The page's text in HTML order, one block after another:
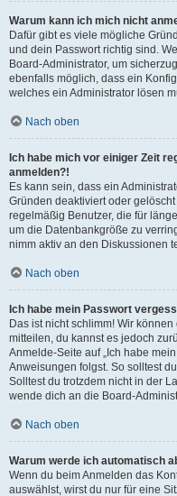
Warum kann ich mich nicht
Dafür gibt es viele mögliche
und dein Passwort richtig sind.
Board-Administrator, um
ebenfalls möglich, dass ein
welches ein Administrator lösen
Nach oben
Ich habe mich vor einiger Zeit
anmelden?!
Es kann sein, dass ein
Gründen deaktiviert oder
regelmäßig Benutzer, die für
um die Datenbankgröße zu
nimm aktiv an den Diskussionen
Nach oben
Ich habe mein Passwort
Das ist nicht schlimm! Wir
mitteilen, du kannst es jedoch
Anmelde-Seite auf „Ich habe
Anweisungen folgst. So solltest
Solltest du trotzdem nicht in der
wende dich an die Board-
Nach oben
Warum werde ich automatisch
Wenn du beim Anmelden das
auswählst, wirst du nur für eine